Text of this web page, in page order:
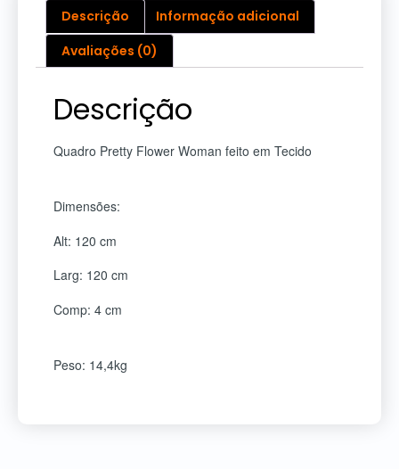
Descrição
Informação adicional
Avaliações (0)
Descrição
Quadro Pretty Flower Woman feito em Tecido
Dimensões:
Alt: 120 cm
Larg: 120 cm
Comp: 4 cm
Peso: 14,4kg